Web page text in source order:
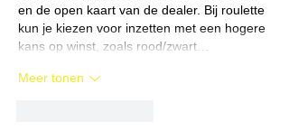
en de open kaart van de dealer. Bij roulette
kun je kiezen voor inzetten met een hogere
kans op winst, zoals rood/zwart…
Meer tonen